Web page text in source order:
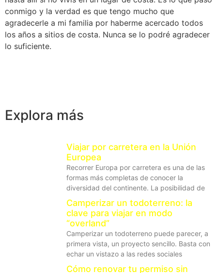
conmigo y la verdad es que tengo mucho que
agradecerle a mi familia por haberme acercado todos
los años a sitios de costa. Nunca se lo podré agradecer
lo suficiente.
Explora más
Viajar por carretera en la Unión
Europea
Recorrer Europa por carretera es una de las
formas más completas de conocer la
diversidad del continente. La posibilidad de
Camperizar un todoterreno: la
clave para viajar en modo
“overland”
Camperizar un todoterreno puede parecer, a
primera vista, un proyecto sencillo. Basta con
echar un vistazo a las redes sociales
Cómo renovar tu permiso sin